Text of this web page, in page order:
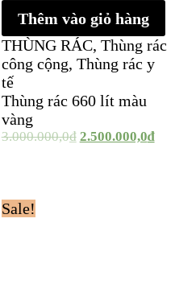
Thêm vào giỏ hàng
THÙNG RÁC, Thùng rác
công cộng, Thùng rác y
tế
Thùng rác 660 lít màu
vàng
3.000.000,0₫ 2.500.000,0₫
Sale!